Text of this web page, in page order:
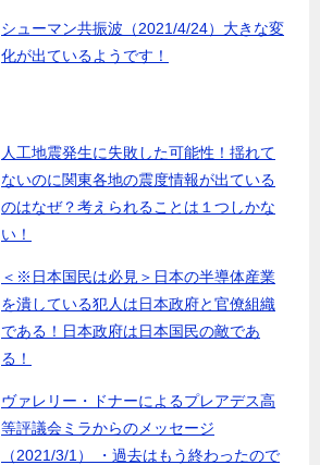
シューマン共振波（2021/4/24）大きな変
化が出ているようです！
人工地震発生に失敗した可能性！揺れて
ないのに関東各地の震度情報が出ている
のはなぜ？考えられることは１つしかな
い！
＜※日本国民は必見＞日本の半導体産業
を潰している犯人は日本政府と官僚組織
である！日本政府は日本国民の敵であ
る！
ヴァレリー・ドナーによるプレアデス高
等評議会ミラからのメッセージ
（2021/3/1） ・過去はもう終わったので